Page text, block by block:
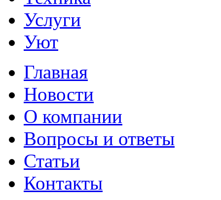
Услуги
Уют
Главная
Новости
О компании
Вопросы и ответы
Статьи
Контакты